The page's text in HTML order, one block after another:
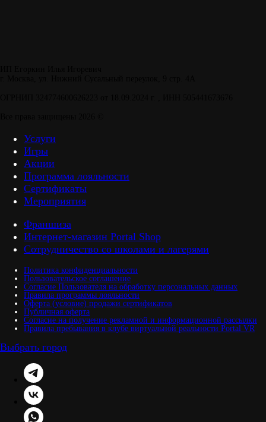
Услуги
Игры
Акции
Программа лояльности
Сертификаты
Мероприятия
Франшиза
Интернет-магазин Portal Shop
Сотрудничество со школами и лагерями
Политика конфиденциальности
Пользовательское соглашение
Согласие Пользователя на обработку персональных данных
Правила программы лояльности
Оферта (условие) продажи сертификатов
Публичная оферта
Согласие на получение рекламной и информационной рассылки
Правила пребывания в клубе виртуальной реальности Portal VR
Выбрать город